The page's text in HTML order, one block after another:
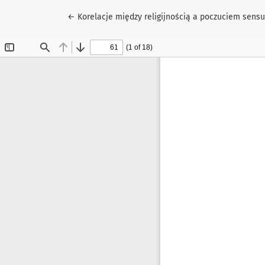
← Wróć do szczegółów artykułu
Korelacje między religijnością a poczuciem